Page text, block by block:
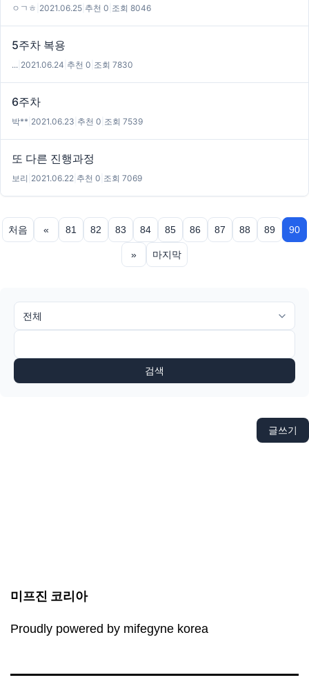
ㅇㄱㅎ 2021.06.25 추천 0 조회 8046
5주차 복용
... 2021.06.24 추천 0 조회 7830
6주차
박** 2021.06.23 추천 0 조회 7539
또 다른 진행과정
보리 2021.06.22 추천 0 조회 7069
처음 « 81 82 83 84 85 86 87 88 89 90
» 마지막
검색
글쓰기
미프진 코리아
Proudly powered by mifegyne korea